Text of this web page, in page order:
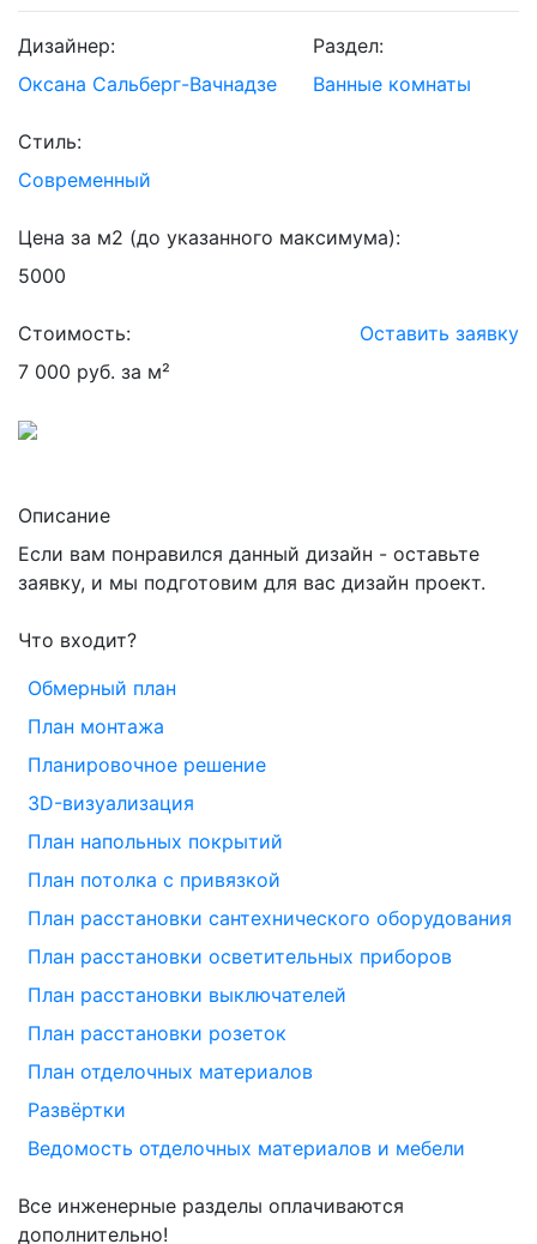
Дизайнер:
Оксана Сальберг-Вачнадзе
Раздел:
Ванные комнаты
Стиль:
Современный
Цена за м2 (до указанного максимума):
5000
Стоимость:
7 000 руб. за м²
Оставить заявку
Описание
Если вам понравился данный дизайн - оставьте
заявку, и мы подготовим для вас дизайн проект.
Что входит?
Обмерный план
План монтажа
Планировочное решение
3D-визуализация
План напольных покрытий
План потолка с привязкой
План расстановки сантехнического оборудования
План расстановки осветительных приборов
План расстановки выключателей
План расстановки розеток
План отделочных материалов
Развёртки
Ведомость отделочных материалов и мебели
Все инженерные разделы оплачиваются
дополнительно!